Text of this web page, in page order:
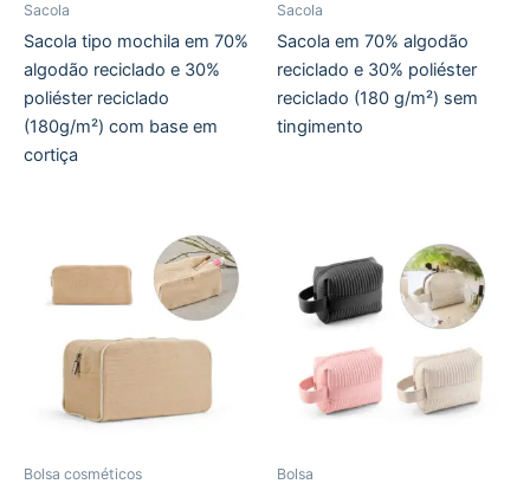
Sacola
Sacola tipo mochila em 70%
algodão reciclado e 30%
poliéster reciclado
(180g/m²) com base em
cortiça
Sacola
Sacola em 70% algodão
reciclado e 30% poliéster
reciclado (180 g/m²) sem
tingimento
Bolsa cosméticos Bolsa